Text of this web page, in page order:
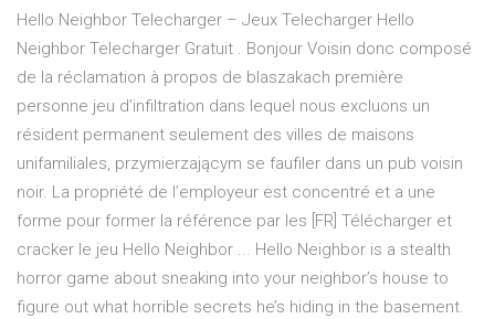
Hello Neighbor Telecharger – Jeux Telecharger Hello
Neighbor Telecharger Gratuit . Bonjour Voisin donc composé
de la réclamation à propos de blaszakach première
personne jeu d’infiltration dans lequel nous excluons un
résident permanent seulement des villes de maisons
unifamiliales, przymierzającym se faufiler dans un pub voisin
noir. La propriété de l’employeur est concentré et a une
forme pour former la référence par les [FR] Télécharger et
cracker le jeu Hello Neighbor ... Hello Neighbor is a stealth
horror game about sneaking into your neighbor’s house to
figure out what horrible secrets he’s hiding in the basement.